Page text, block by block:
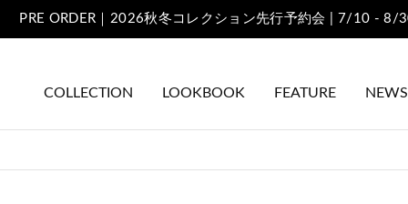
熊本地域地震の影響によるONLINE SHOPのお届けについて
COLLECTION LOOKBOOK FEATURE NEWS